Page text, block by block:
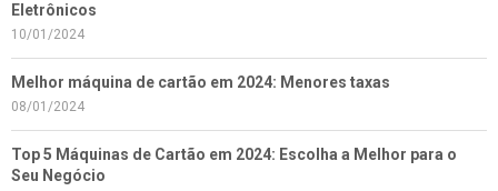
Eletrônicos
10/01/2024
Melhor máquina de cartão em 2024: Menores taxas
08/01/2024
Top 5 Máquinas de Cartão em 2024: Escolha a Melhor para o
Seu Negócio